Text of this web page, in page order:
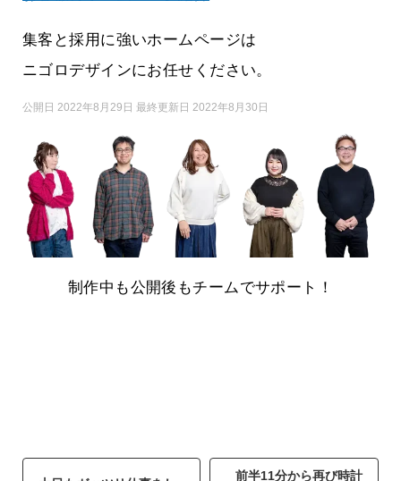
集客と採用に強いホームページは
ニゴロデザインにお任せください。
公開日 2022年8月29日 最終更新日 2022年8月30日
制作中も公開後もチームでサポート！
前半11分から再び時計